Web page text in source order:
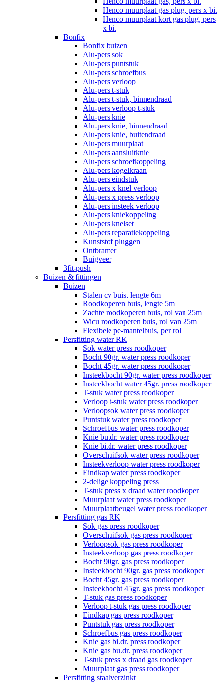
Henco muurplaat gas plug, pers x bi.
Henco muurplaat kort gas plug, pers
x bi.
Bonfix
Bonfix buizen
Alu-pers sok
Alu-pers puntstuk
Alu-pers schroefbus
Alu-pers verloop
Alu-pers t-stuk
Alu-pers t-stuk, binnendraad
Alu-pers verloop t-stuk
Alu-pers knie
Alu-pers knie, binnendraad
Alu-pers knie, buitendraad
Alu-pers muurplaat
Alu-pers aansluitknie
Alu-pers schroefkoppeling
Alu-pers kogelkraan
Alu-pers eindstuk
Alu-pers x knel verloop
Alu-pers x press verloop
Alu-pers insteek verloop
Alu-pers kniekoppeling
Alu-pers knelset
Alu-pers reparatiekoppeling
Kunststof pluggen
Ontbramer
Buigveer
3fit-push
Buizen & fittingen
Buizen
Stalen cv buis, lengte 6m
Roodkoperen buis, lengte 5m
Zachte roodkoperen buis, rol van 25m
Wicu roodkoperen buis, rol van 25m
Flexibele pe-mantelbuis, per rol
Persfitting water RK
Sok water press roodkoper
Bocht 90gr. water press roodkoper
Bocht 45gr. water press roodkoper
Insteekbocht 90gr. water press roodkoper
Insteekbocht water 45gr. press roodkoper
T-stuk water press roodkoper
Verloop t-stuk water press roodkoper
Verloopsok water press roodkoper
Puntstuk water press roodkoper
Schroefbus water press roodkoper
Knie bu.dr. water press roodkoper
Knie bi.dr. water press roodkoper
Overschuifsok water press roodkoper
Insteekverloop water press roodkoper
Eindkap water press roodkoper
2-delige koppeling press
T-stuk press x draad water roodkoper
Muurplaat water press roodkoper
Muurplaatbeugel water press roodkoper
Persfitting gas RK
Sok gas press roodkoper
Overschuifsok gas press roodkoper
Verloopsok gas press roodkoper
Insteekverloop gas press roodkoper
Bocht 90gr. gas press roodkoper
Insteekbocht 90gr. gas press roodkoper
Bocht 45gr. gas press roodkoper
Insteekbocht 45gr. gas press roodkoper
T-stuk gas press roodkoper
Verloop t-stuk gas press roodkoper
Eindkap gas press roodkoper
Puntstuk gas press roodkoper
Schroefbus gas press roodkoper
Knie gas bi.dr. press roodkoper
Knie gas bu.dr. press roodkoper
T-stuk press x draad gas roodkoper
Muurplaat gas press roodkoper
Persfitting staalverzinkt